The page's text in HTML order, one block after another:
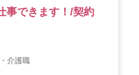
事できます！/契約
介護職